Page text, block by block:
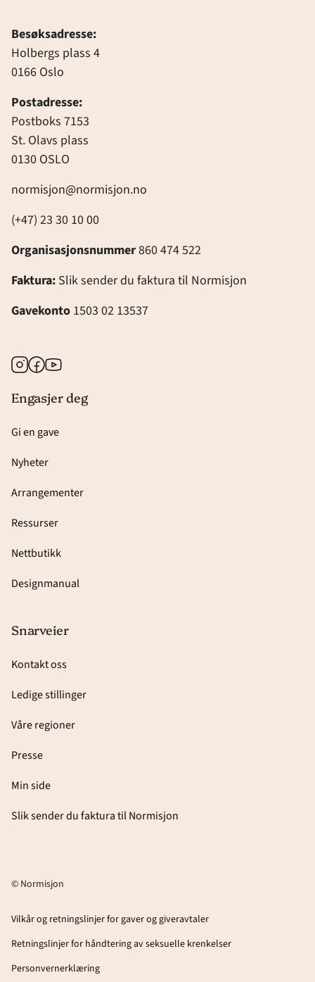
Besøksadresse:
Holbergs plass 4
0166 Oslo
Postadresse:
Postboks 7153
St. Olavs plass
0130 OSLO
normisjon@normisjon.no
(+47) 23 30 10 00
Organisasjonsnummer860 474 522
Faktura: Slik sender du faktura til Normisjon
Gavekonto 1503 02 13537
Instagram
Facebook
Youtube
Engasjer deg
Gi en gave
Nyheter
Arrangementer
Ressurser
Nettbutikk
Designmanual
Snarveier
Kontakt oss
Ledige stillinger
Våre regioner
Presse
Min side
Slik sender du faktura til Normisjon
© Normisjon
Vilkår og retningslinjer for gaver og giveravtaler
Retningslinjer for håndtering av seksuelle krenkelser
Personvernerklæring